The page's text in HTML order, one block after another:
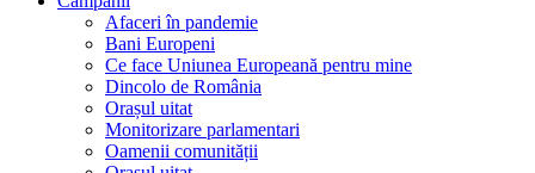
Afaceri în pandemie
Bani Europeni
Ce face Uniunea Europeană pentru mine
Dincolo de România
Orașul uitat
Monitorizare parlamentari
Oamenii comunității